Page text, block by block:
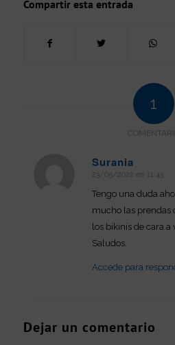
Compartir esta entrada
1
Surania
Dice:
23/05/2022 en 11:43
Tengo una duda
mucho las prendas
los bikinis de cara
Saludos.
Accede para
Dejar un comentario